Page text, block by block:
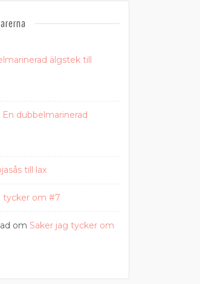
älgstek till
En dubbelmarinerad
till lax
tycker om #7
om Saker jag tycker om